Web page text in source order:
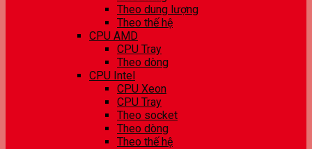
Theo dung lượng
Theo thế hệ
CPU AMD
CPU Tray
Theo dòng
CPU Intel
CPU Xeon
CPU Tray
Theo socket
Theo dòng
Theo thế hệ